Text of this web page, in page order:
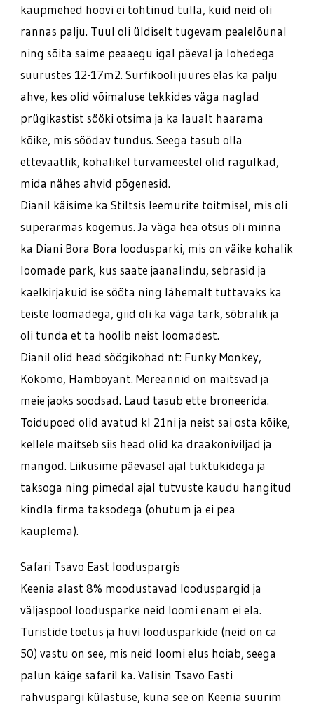
kaupmehed hoovi ei tohtinud tulla, kuid neid oli
rannas palju. Tuul oli üldiselt tugevam pealelõunal
ning sõita saime peaaegu igal päeval ja lohedega
suurustes 12-17m2. Surfikooli juures elas ka palju
ahve, kes olid võimaluse tekkides väga naglad
prügikastist sööki otsima ja ka laualt haarama
kõike, mis söödav tundus. Seega tasub olla
ettevaatlik, kohalikel turvameestel olid ragulkad,
mida nähes ahvid põgenesid.
Dianil käisime ka Stiltsis leemurite toitmisel, mis oli
superarmas kogemus. Ja väga hea otsus oli minna
ka Diani Bora Bora loodusparki, mis on väike kohalik
loomade park, kus saate jaanalindu, sebrasid ja
kaelkirjakuid ise sööta ning lähemalt tuttavaks ka
teiste loomadega, giid oli ka väga tark, sõbralik ja
oli tunda et ta hoolib neist loomadest.
Dianil olid head söögikohad nt: Funky Monkey,
Kokomo, Hamboyant. Mereannid on maitsvad ja
meie jaoks soodsad. Laud tasub ette broneerida.
Toidupoed olid avatud kl 21ni ja neist sai osta kõike,
kellele maitseb siis head olid ka draakoniviljad ja
mangod. Liikusime päevasel ajal tuktukidega ja
taksoga ning pimedal ajal tutvuste kaudu hangitud
kindla firma taksodega (ohutum ja ei pea
kauplema).
Safari Tsavo East looduspargis
Keenia alast 8% moodustavad looduspargid ja
väljaspool loodusparke neid loomi enam ei ela.
Turistide toetus ja huvi loodusparkide (neid on ca
50) vastu on see, mis neid loomi elus hoiab, seega
palun käige safaril ka. Valisin Tsavo Easti
rahvuspargi külastuse, kuna see on Keenia suurim